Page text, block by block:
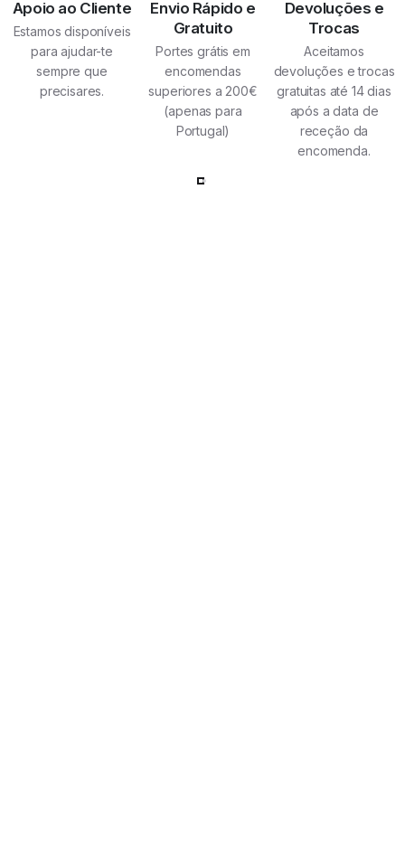
Apoio ao Cliente
Estamos disponíveis
para ajudar-te
sempre que
precisares.
Envio Rápido e
Gratuito
Portes grátis em
encomendas
superiores a 200€
(apenas para
Portugal)
Devoluções e
Trocas
Aceitamos
devoluções e trocas
gratuitas até 14 dias
após a data de
receção da
encomenda.